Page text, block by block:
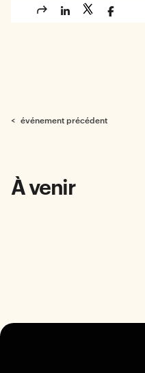
< événement précédent
À venir